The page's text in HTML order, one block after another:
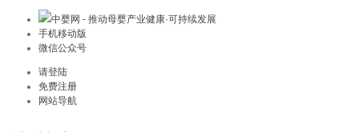
中婴网 - 推动母婴产业健康·可持续发展
手机移动版
微信公众号
请登陆
免费注册
网站导航